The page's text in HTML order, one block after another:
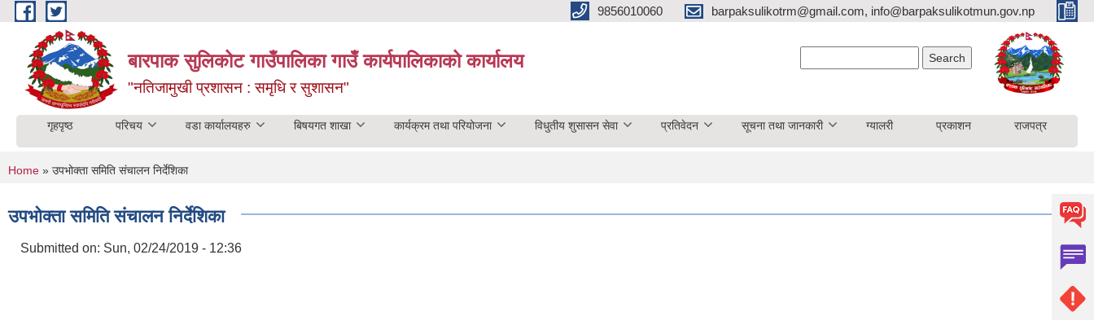
Skip to main content 9856010060 barpaksulikotrm@gmail.com, info@barpaksulikotmun.gov.np
बारपाक सुलिकोट गाउँपालिका गाउँ कार्यपालिकाको कार्यालय
"नतिजामुखी प्रशासन : समृधि र सुशासन"
गृहपृष्ठ परिचय वडा कार्यालयहरु बिषयगत शाखा कार्यक्रम तथा परियोजना विधुतीय शुसासन सेवा प्रतिवेदन सूचना तथा जानकारी ग्यालरी प्रकाशन राजपत्र
You are here
Home » उपभोक्ता समिति संचालन निर्देशिका
उपभोक्ता समिति संचालन निर्देशिका
Submitted on: Sun, 02/24/2019 - 12:36